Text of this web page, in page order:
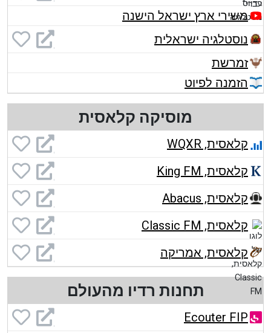
משירי ארץ ישראל הישנה
נוסטלגיה ישראלית
זמרשת
הזמנה לפיוט
מוסיקה קלאסית
קלאסית, WQXR
קלאסית, King FM
קלאסית, Abacus
קלאסית, Classic FM
קלאסית, אמריקה
תחנות רדיו מהעולם
Ecouter FIP